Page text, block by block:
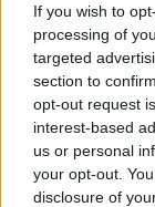
If you wish to
processing of
targeted
section to
opt-out request
interest-based
us or personal
your opt-out.
disclosure of
υπουργικά
υπουργός
και
Ξενοφώντα
Μητσοτάκη.